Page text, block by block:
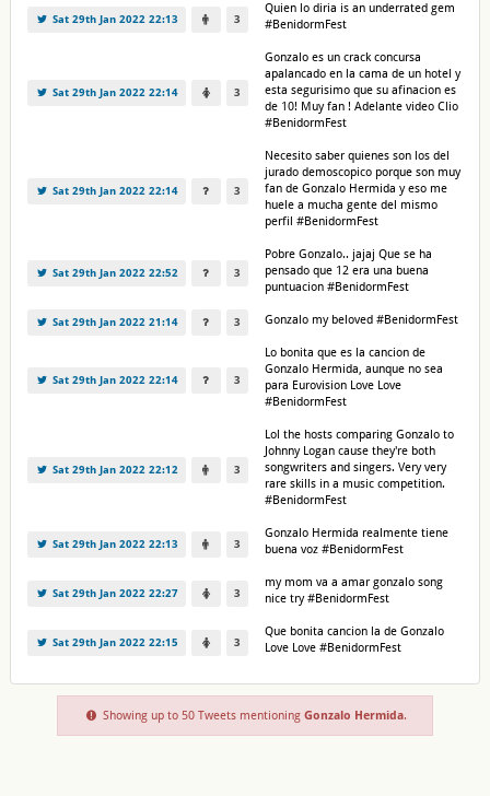
Sat 29th Jan 2022 22:13 3
Quien lo diria is an underrated gem
#BenidormFest
Sat 29th Jan 2022 22:14 3
Gonzalo es un crack concursa
apalancado en la cama de un hotel y
esta segurisimo que su afinacion es
de 10! Muy fan ! Adelante video Clio
#BenidormFest
Sat 29th Jan 2022 22:14 3
Necesito saber quienes son los del
jurado demoscopico porque son muy
fan de Gonzalo Hermida y eso me
huele a mucha gente del mismo
perfil #BenidormFest
Sat 29th Jan 2022 22:52 3
Pobre Gonzalo.. jajaj Que se ha
pensado que 12 era una buena
puntuacion #BenidormFest
Sat 29th Jan 2022 21:14 3 Gonzalo my beloved #BenidormFest
Sat 29th Jan 2022 22:14 3
Lo bonita que es la cancion de
Gonzalo Hermida, aunque no sea
para Eurovision Love Love
#BenidormFest
Sat 29th Jan 2022 22:12 3
Lol the hosts comparing Gonzalo to
Johnny Logan cause they're both
songwriters and singers. Very very
rare skills in a music competition.
#BenidormFest
Sat 29th Jan 2022 22:13 3
Gonzalo Hermida realmente tiene
buena voz #BenidormFest
Sat 29th Jan 2022 22:27 3
my mom va a amar gonzalo song
nice try #BenidormFest
Sat 29th Jan 2022 22:15 3
Que bonita cancion la de Gonzalo
Love Love #BenidormFest
Showing up to 50 Tweets mentioning Gonzalo Hermida.